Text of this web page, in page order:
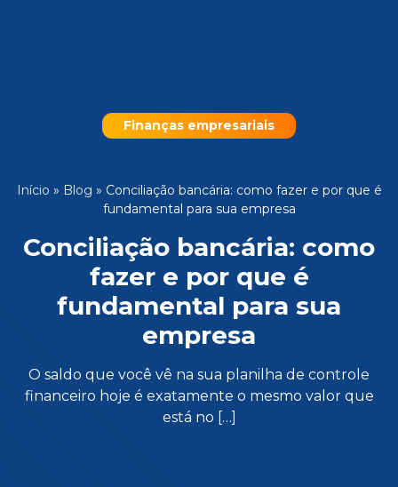
Finanças empresariais
Início » Blog » Conciliação bancária: como fazer e por que é
fundamental para sua empresa
Conciliação bancária: como
fazer e por que é
fundamental para sua
empresa
O saldo que você vê na sua planilha de controle
financeiro hoje é exatamente o mesmo valor que
está no […]